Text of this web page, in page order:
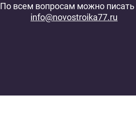
По всем вопросам можно писать
info@novostroika77.ru